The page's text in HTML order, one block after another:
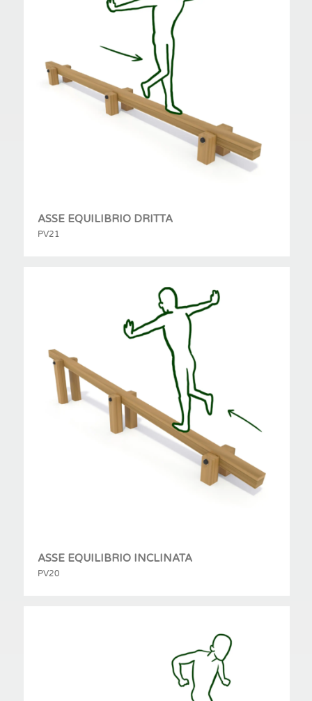
ASSE EQUILIBRIO DRITTA
PV21
ASSE EQUILIBRIO INCLINATA
PV20